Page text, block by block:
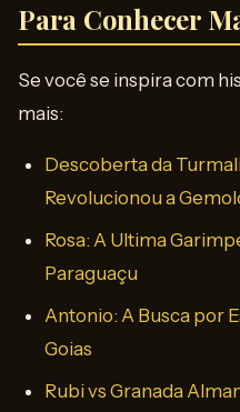
Para Conhecer
Se você se inspira com
mais:
Descoberta da
Revolucionou a
Rosa: A Ultima
Paraguaçu
Antonio: A Busca por
Goias
Rubi vs Granada